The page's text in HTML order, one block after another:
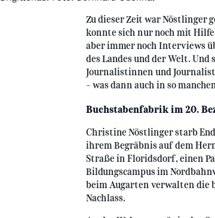
Zu dieser Zeit war Nöstlinger
konnte sich nur noch mit Hilfe
aber immer noch Interviews
des Landes und der Welt.
Journalistinnen und
- was dann auch in so
Buchstabenfabrik im 20.
Christine Nöstlinger starb
ihrem Begräbnis auf dem
Straße in Floridsdorf, einen
Bildungscampus im
beim Augarten verwalten die
Nachlass.